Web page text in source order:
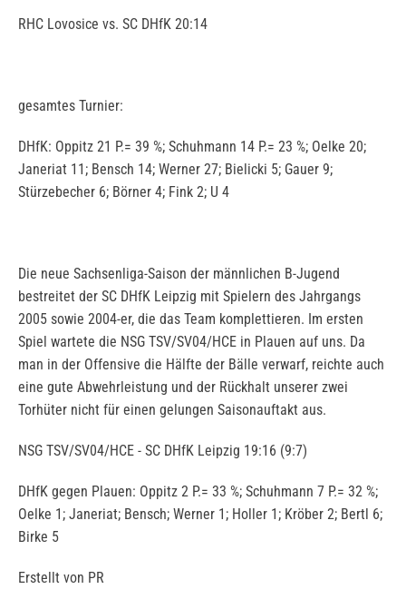
RHC Lovosice vs. SC DHfK 20:14
gesamtes Turnier:
DHfK: Oppitz 21 P.= 39 %; Schuhmann 14 P.= 23 %; Oelke 20;
Janeriat 11; Bensch 14; Werner 27; Bielicki 5; Gauer 9;
Stürzebecher 6; Börner 4; Fink 2; U 4
Die neue Sachsenliga-Saison der männlichen B-Jugend
bestreitet der SC DHfK Leipzig mit Spielern des Jahrgangs
2005 sowie 2004-er, die das Team komplettieren. Im ersten
Spiel wartete die NSG TSV/SV04/HCE in Plauen auf uns. Da
man in der Offensive die Hälfte der Bälle verwarf, reichte auch
eine gute Abwehrleistung und der Rückhalt unserer zwei
Torhüter nicht für einen gelungen Saisonauftakt aus.
NSG TSV/SV04/HCE - SC DHfK Leipzig 19:16 (9:7)
DHfK gegen Plauen: Oppitz 2 P.= 33 %; Schuhmann 7 P.= 32 %;
Oelke 1; Janeriat; Bensch; Werner 1; Holler 1; Kröber 2; Bertl 6;
Birke 5
Erstellt von PR